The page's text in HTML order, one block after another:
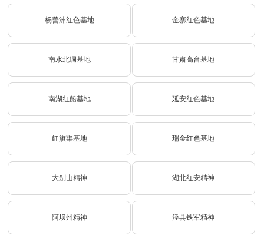
杨善洲红色基地 金寨红色基地
南水北调基地 甘肃高台基地
南湖红船基地 延安红色基地
红旗渠基地 瑞金红色基地
大别山精神 湖北红安精神
阿坝州精神 泾县铁军精神